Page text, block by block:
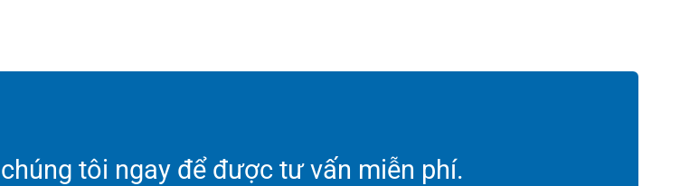
tôi ngay để được tư vấn miễn phí.